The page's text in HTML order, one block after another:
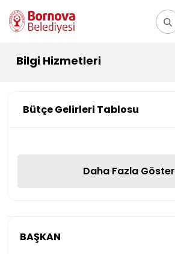
Bilgi Hizmetleri
BAŞKAN
Bütçe Gelirleri Tablosu
Daha Fazla Göster